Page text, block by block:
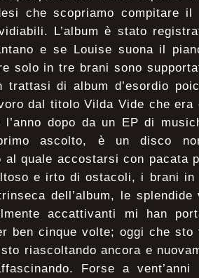
che scopriamo compitare
L’album è stato
e se Louise suona il
solo in tre brani sono
trattasi di album d’esordio
dal titolo Vilda Vide che era
dopo da un EP di
ascolto, è un disco
al quale accostarsi con pacata
e irto di ostacoli, i brani in
dell’album, le
accattivanti mi han
ben cinque volte; oggi che sto
riascoltando ancora e
Forse a